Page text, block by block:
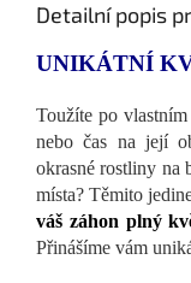
Detailní popis
UNIKÁTNÍ
Toužíte po
nebo čas na její
okrasné rostliny na
místa? Těmito
váš záhon plný
Přinášíme vám